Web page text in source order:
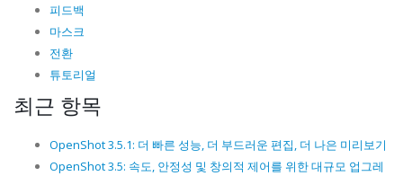
피드백
마스크
전환
튜토리얼
최근 항목
OpenShot 3.5.1: 더 빠른 성능, 더 부드러운 편집, 더 나은 미리보기
OpenShot 3.5: 속도, 안정성 및 창의적 제어를 위한 대규모 업그레